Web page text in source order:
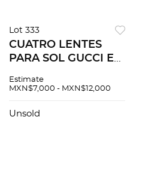
Lot 333
CUATRO LENTES
PARA SOL GUCCI EN
DORADO
Estimate
MXN$7,000 - MXN$12,000
Unsold